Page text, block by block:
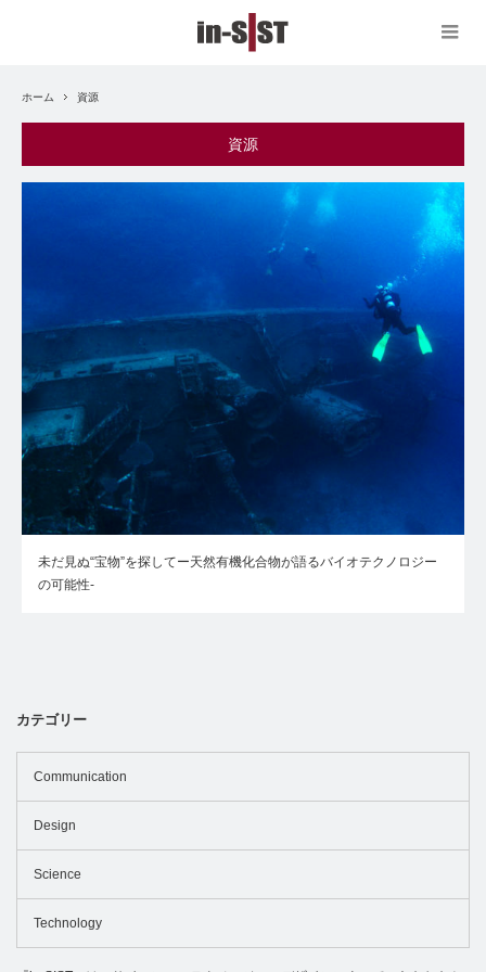
ホーム 資源
資源
未だ見ぬ“宝物”を探してー天然有機化合物が語るバイオテクノロジー
の可能性-
カテゴリー
Communication
Design
Science
Technology